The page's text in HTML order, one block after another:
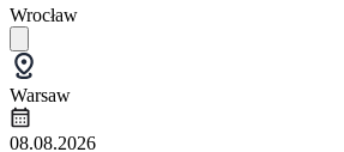
Wrocław
Warsaw
08.08.2026